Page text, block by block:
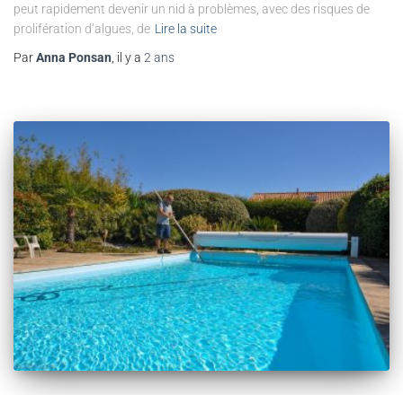
peut rapidement devenir un nid à problèmes, avec des risques de
prolifération d’algues, de Lire la suite
ParAnna Ponsan , il y a 2 ans